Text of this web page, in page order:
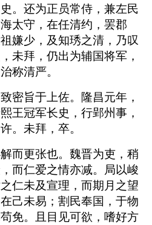
。还为正员常侍，兼左民
太守，在任清约，罢郡
嫌少，及知琇之清，乃叹
未拜，仍出为辅国将军，
称清严。
密旨于上佐。隆昌元年，
王冠军长史，行郢州事，
。未拜，卒。
而更张也。魏晋为吏，稍
而仁爱之情亦减。局以峻
仁未及宣理，而期月之望
己未易；割民奉国，于物
免。且目见可欲，嗜好方